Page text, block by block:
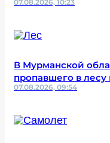
07.08.2026, 10:23
В Мурманской
пропавшего в лесу
07.08.2026, 09:54